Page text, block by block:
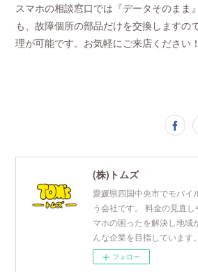
スマホの相談窓口では『データそのまま
も、故障個所の部品だけを交換しますの
理が可能です。お気軽にご来店ください！
(株)トムズ
愛媛県四国中央市でモバイ
う会社です。 料金の見直
マホの困ったを解決し地域
んな企業を目指しています。
フォロー